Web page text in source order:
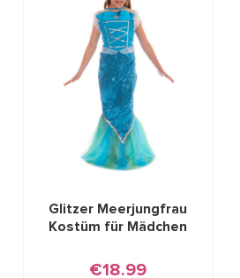
Glitzer Meerjungfrau
Kostüm für Mädchen
€18.99